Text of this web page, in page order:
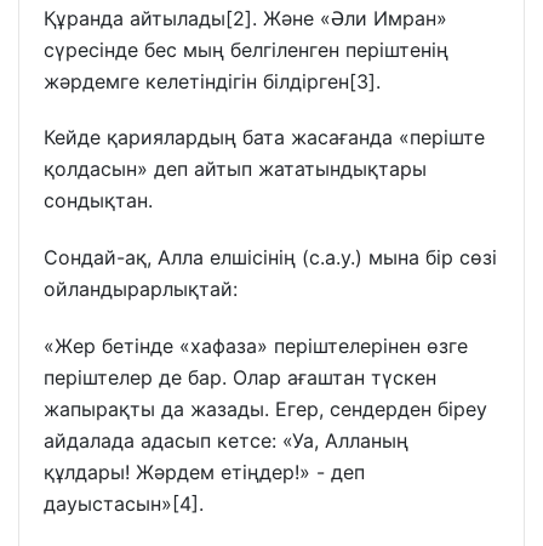
Құранда айтылады[2]. Және «Әли Имран»
сүресінде бес мың белгіленген періштенің
жәрдемге келетіндігін білдірген[3].
Кейде қариялардың бата жасағанда «періште
қолдасын» деп айтып жататындықтары
сондықтан.
Сондай-ақ, Алла елшісінің (с.а.у.) мына бір сөзі
ойландырарлықтай:
«Жер бетінде «хафаза» періштелерінен өзге
періштелер де бар. Олар ағаштан түскен
жапырақты да жазады. Егер, сендерден біреу
айдалада адасып кетсе: «Уа, Алланың
құлдары! Жәрдем етіңдер!» - деп
дауыстасын»[4].